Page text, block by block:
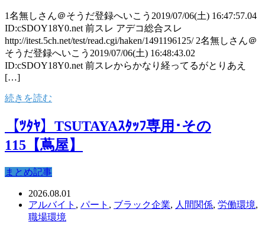
1名無しさん＠そうだ登録へいこう2019/07/06(土) 16:47:57.04
ID:cSDOY18Y0.net 前スレ アデコ総合スレ
http://itest.5ch.net/test/read.cgi/haken/1491196125/ 2名無しさん＠
そうだ登録へいこう2019/07/06(土) 16:48:43.02
ID:cSDOY18Y0.net 前スレからかなり経ってるがとりあえ
[…]
続きを読む
【ﾂﾀﾔ】TSUTAYAｽﾀｯﾌ専用･その
115【蔦屋】
まとめ記事
2026.08.01
アルバイト , パート , ブラック企業, 人間関係, 労働環境,
職場環境